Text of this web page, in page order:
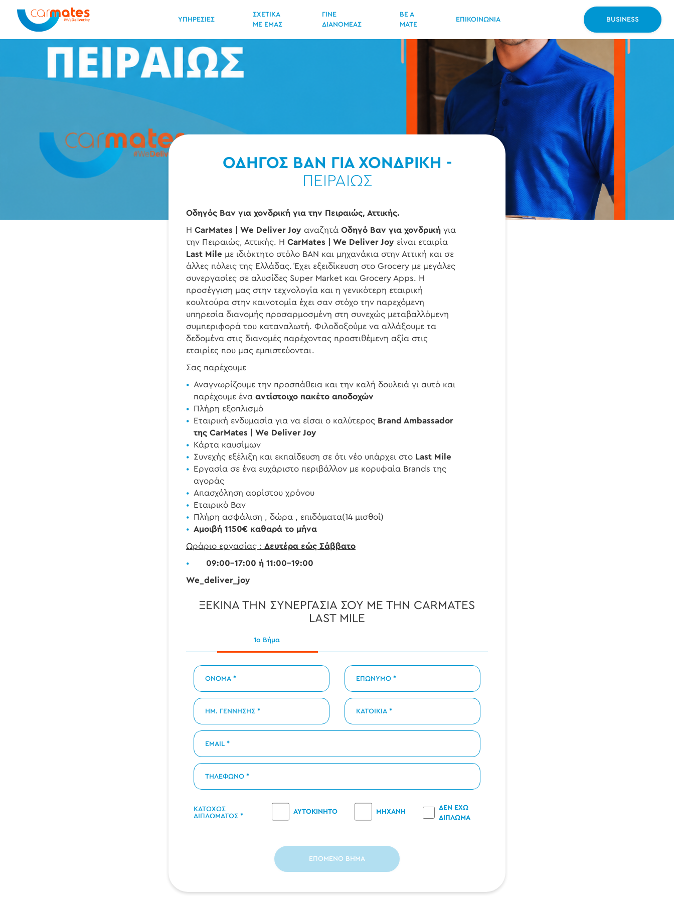
ΥΠΗΡΕΣΙΕΣ
ΣΧΕΤΙΚΑ
ΜΕ ΕΜΑΣ
ΓΙΝΕ
ΔΙΑΝΟΜΕΑΣ
BE A
MATE
ΕΠΙΚΟΙΝΩΝΙΑ BUSINESS
ΟΔΗΓΟΣ ΒΑΝ ΓΙΑ ΧΟΝΔΡΙΚΗ -
ΠΕΙΡΑΙΩΣ
Οδηγός Βαν για χονδρική για την Πειραιώς, Αττικής.
Η CarMates | We Deliver Joy αναζητά Οδηγό Βαν για χονδρική για
την Πειραιώς, Αττικής. Η CarMates | We Deliver Joy είναι εταιρία
Last Mile με ιδιόκτητο στόλο ΒΑΝ και μηχανάκια στην Αττική και σε
άλλες πόλεις της Ελλάδας. Έχει εξειδίκευση στο Grocery με μεγάλες
συνεργασίες σε αλυσίδες Super Market και Grocery Apps. Η
προσέγγιση μας στην τεχνολογία και η γενικότερη εταιρική
κουλτούρα στην καινοτομία έχει σαν στόχο την παρεχόμενη
υπηρεσία διανομής προσαρμοσμένη στη συνεχώς μεταβαλλόμενη
συμπεριφορά του καταναλωτή. Φιλοδοξούμε να αλλάξουμε τα
δεδομένα στις διανομές παρέχοντας προστιθέμενη αξία στις
εταιρίες που μας εμπιστεύονται.
Σας παρέχουμε
Αναγνωρίζουμε την προσπάθεια και την καλή δουλειά γι αυτό και
παρέχουμε ένα αντίστοιχο πακέτο αποδοχών
Πλήρη εξοπλισμό
Εταιρική ενδυμασία για να είσαι ο καλύτερος Brand Ambassador
της CarMates | We Deliver Joy
Κάρτα καυσίμων
Συνεχής εξέλιξη και εκπαίδευση σε ότι νέο υπάρχει στο Last Mile
Εργασία σε ένα ευχάριστο περιβάλλον με κορυφαία Brands της
αγοράς
Απασχόληση αορίστου χρόνου
Εταιρικό Βαν
Πλήρη ασφάλιση , δώρα , επιδόματα(14 μισθοί)
Αμοιβή 1150€ καθαρά το μήνα
Ωράριο εργασίας : Δευτέρα εώς Σάββατο
09:00-17:00 ή 11:00-19:00
We_deliver_joy
ΞΕΚΙΝΑ ΤΗΝ ΣΥΝΕΡΓΑΣΙΑ ΣΟΥ ΜΕ ΤΗΝ CARMATES
LAST MILE
1ο Βήμα
ΚΑΤΟΧΟΣ
ΔΙΠΛΩΜΑΤΟΣ *
ΑΥΤΟΚΙΝΗΤΟ ΜΗΧΑΝΗ
ΔΕΝ ΕΧΩ
ΔΙΠΛΩΜΑ
ΕΠΟΜΕΝΟ ΒΗΜΑ